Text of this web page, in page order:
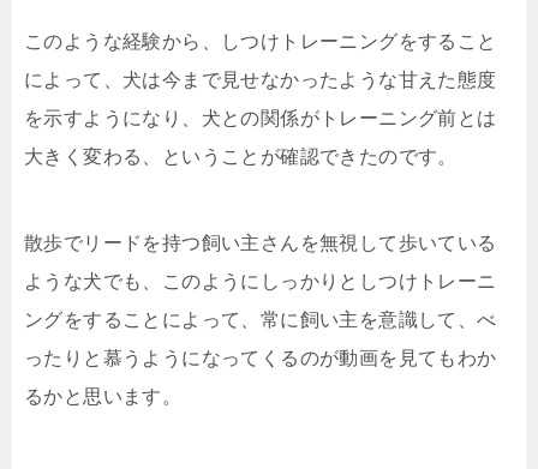
このような経験から、しつけトレーニングをすること
によって、犬は今まで見せなかったような甘えた態度
を示すようになり、犬との関係がトレーニング前とは
大きく変わる、ということが確認できたのです。
散歩でリードを持つ飼い主さんを無視して歩いている
ような犬でも、このようにしっかりとしつけトレーニ
ングをすることによって、常に飼い主を意識して、べ
ったりと慕うようになってくるのが動画を見てもわか
るかと思います。